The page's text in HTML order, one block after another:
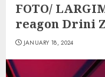
FOTO/
reagon Drini
JANUARY 18, 2024